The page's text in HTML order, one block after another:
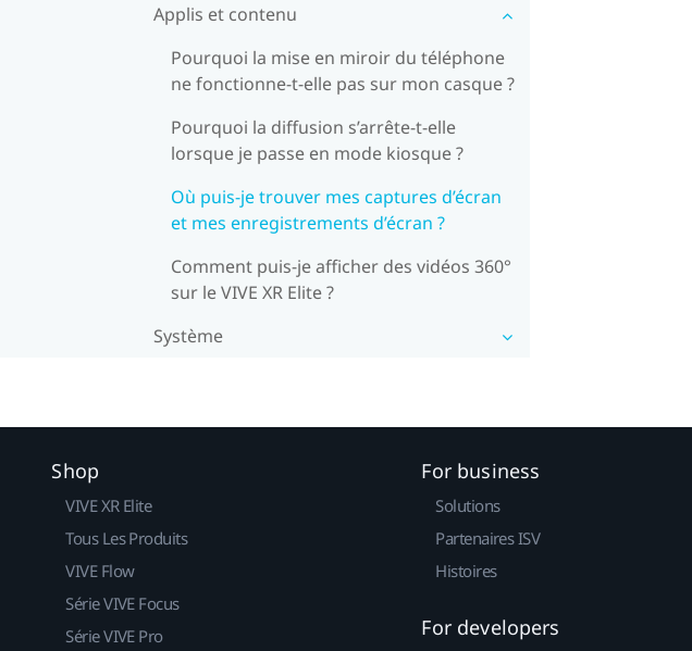
Applis et contenu
Pourquoi la mise en miroir du téléphone
ne fonctionne-t-elle pas sur mon casque ?
Pourquoi la diffusion s’arrête-t-elle
lorsque je passe en mode kiosque ?
Où puis-je trouver mes captures d’écran
et mes enregistrements d’écran ?
Comment puis-je afficher des vidéos 360°
sur le VIVE XR Elite ?
Système
Shop
VIVE XR Elite
Tous Les Produits
VIVE Flow
Série VIVE Focus
Série VIVE Pro
For business
Solutions
Partenaires ISV
Histoires
For developers